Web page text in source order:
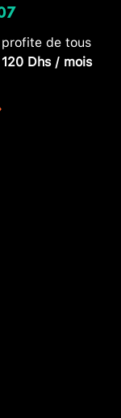
de tous
120 Dhs / mois